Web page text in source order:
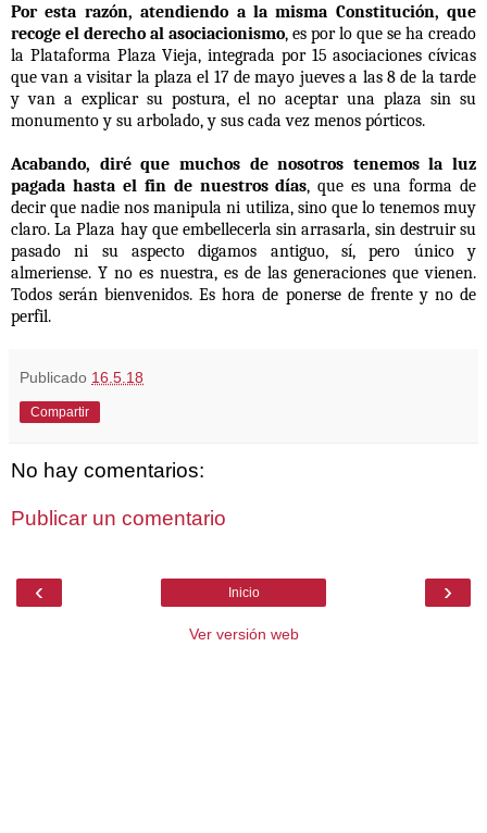
Por esta razón, atendiendo a la misma Constitución, que
recoge el derecho al asociacionismo, es por lo que se ha creado
la Plataforma Plaza Vieja, integrada por 15 asociaciones cívicas
que van a visitar la plaza el 17 de mayo jueves a las 8 de la tarde
y van a explicar su postura, el no aceptar una plaza sin su
monumento y su arbolado, y sus cada vez menos pórticos.
Acabando, diré que muchos de nosotros tenemos la luz
pagada hasta el fin de nuestros días, que es una forma de
decir que nadie nos manipula ni utiliza, sino que lo tenemos muy
claro. La Plaza hay que embellecerla sin arrasarla, sin destruir su
pasado ni su aspecto digamos antiguo, sí, pero único y
almeriense. Y no es nuestra, es de las generaciones que vienen.
Todos serán bienvenidos. Es hora de ponerse de frente y no de
perfil.
Publicado 16.5.18
Compartir
No hay comentarios:
Publicar un comentario
‹ ›
Inicio
Ver versión web